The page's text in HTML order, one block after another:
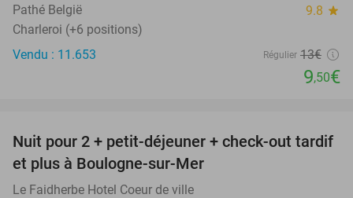
Pathé België 9.8 star
Charleroi (+6 positions)
Vendu : 11.653
Régulier 13€
9,50€
34%
Nuit pour 2 + petit-déjeuner + check-out tardif
et plus à Boulogne-sur-Mer
Le Faidherbe Hotel Coeur de ville